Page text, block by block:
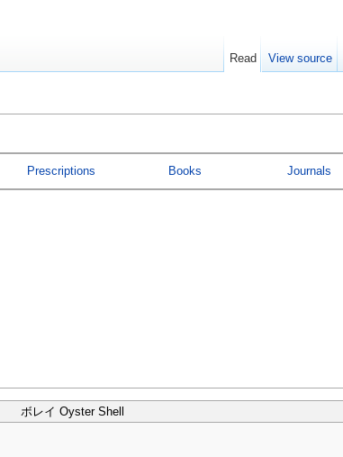
Prescriptions Books Journals
ボレイ Oyster Shell
Read View source